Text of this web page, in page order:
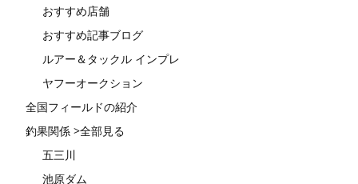
おすすめ店舗
おすすめ記事ブログ
ルアー＆タックル インプレ
ヤフーオークション
全国フィールドの紹介
釣果関係 >全部見る
五三川
池原ダム